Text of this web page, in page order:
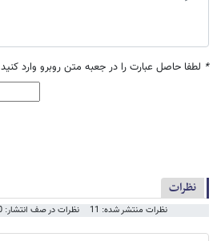
* لطفا حاصل عبارت را در جعبه متن روبرو وارد کنید
نظرات
نظرات منتشر شده: 11 نظرات در صف انتشار: 0